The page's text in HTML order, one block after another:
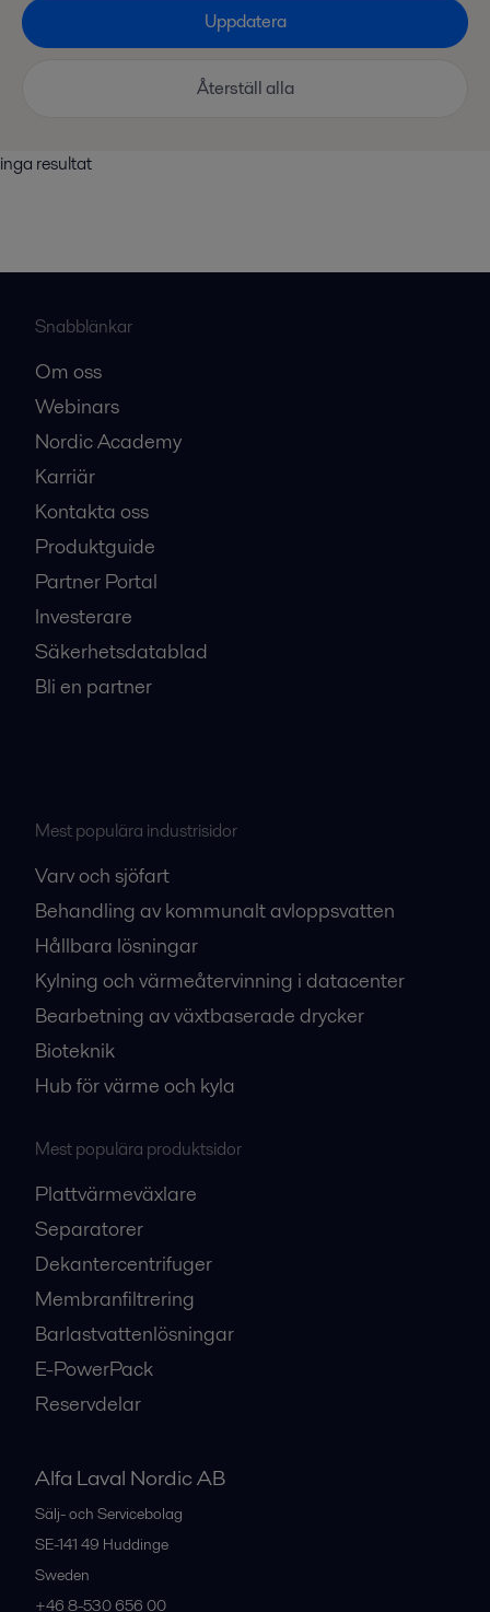
inga resultat
Uppdatera
Återställ alla
Snabblänkar
Om oss
Webinars
Nordic Academy
Karriär
Kontakta oss
Produktguide
Partner Portal
Investerare
Säkerhetsdatablad
Bli en partner
Mest populära industrisidor
Varv och sjöfart
Behandling av kommunalt avloppsvatten
Hållbara lösningar
Kylning och värmeåtervinning i datacenter
Bearbetning av växtbaserade drycker
Bioteknik
Hub för värme och kyla
Mest populära produktsidor
Plattvärmeväxlare
Separatorer
Dekantercentrifuger
Membranfiltrering
Barlastvattenlösningar
E-PowerPack
Reservdelar
Alfa Laval Nordic AB
Sälj- och Servicebolag
SE-141 49 Huddinge
Sweden
+46 8-530 656 00